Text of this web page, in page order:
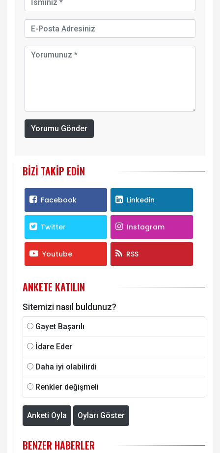
Yorumu Gönder
BIZI TAKIP EDIN
Facebook Linkedin
Twitter Instagram
Youtube RSS
ANKETE KATILIN
Sitemizi nasıl buldunuz?
Gayet Başarılı
İdare Eder
Daha iyi olabilirdi
Renkler değişmeli
Anketi Oyla Oyları Göster
BENZER HABERLER